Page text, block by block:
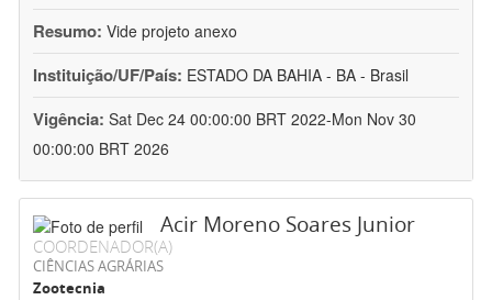
Resumo: Vide projeto anexo
Instituição/UF/País: ESTADO DA BAHIA - BA - Brasil
Vigência: Sat Dec 24 00:00:00 BRT 2022-Mon Nov 30
00:00:00 BRT 2026
Acir Moreno Soares Junior
COORDENADOR(A)
CIÊNCIAS AGRÁRIAS
Zootecnia